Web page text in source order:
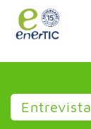
Entrevista